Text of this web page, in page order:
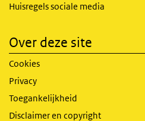
Huisregels sociale media
Over deze site
Cookies
Privacy
Toegankelijkheid
Disclaimer en copyright